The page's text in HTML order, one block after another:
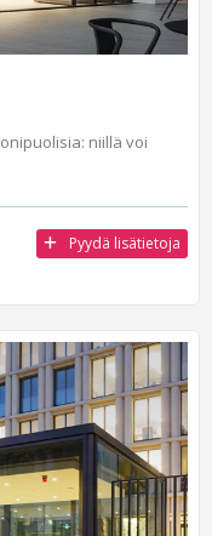
niillä voi
Pyydä lisätietoja